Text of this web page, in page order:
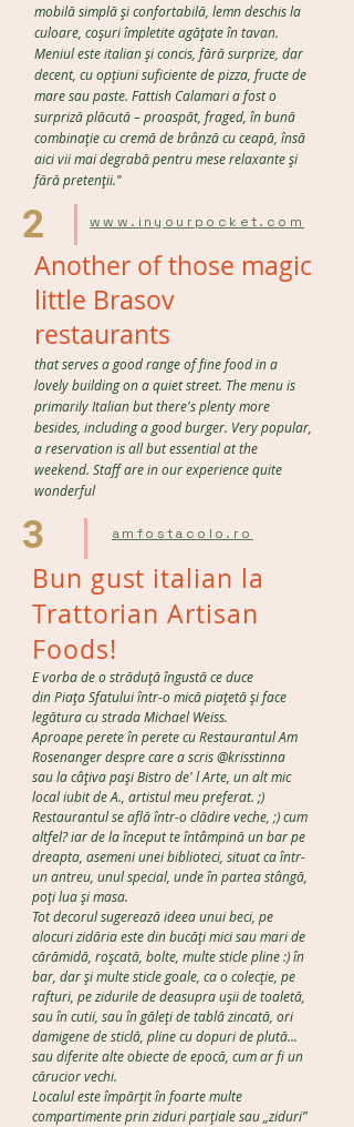
mobilă simplă și confortabilă, lemn deschis la
culoare, coșuri împletite agățate în tavan.
Meniul este italian și concis, fără surprize, dar
decent, cu opțiuni suficiente de pizza, fructe de
mare sau paste. Fattish Calamari a fost o
surpriză plăcută – proaspăt, fraged, în bună
combinație cu cremă de brânză cu ceapă, însă
aici vii mai degrabă pentru mese relaxante și
fără pretenții."
2 www.inyourpocket.com
Another of those magic
little Brasov
restaurants
that serves a good range of fine food in a
lovely building on a quiet street. The menu is
primarily Italian but there's plenty more
besides, including a good burger. Very popular,
a reservation is all but essential at the
weekend. Staff are in our experience quite
wonderful
3 amfostacolo.ro
Bun gust italian la
Trattorian Artisan
Foods!
E vorba de o străduță îngustă ce duce
din Piața Sfatului într-o mică piațetă și face
legătura cu strada Michael Weiss.
Aproape perete în perete cu Restaurantul Am
Rosenanger despre care a scris @krisstinna
sau la câțiva pași Bistro de' l Arte, un alt mic
local iubit de A., artistul meu preferat. ;)
Restaurantul se află într-o clădire veche, ;) cum
altfel? iar de la început te întâmpină un bar pe
dreapta, asemeni unei biblioteci, situat ca într-
un antreu, unul special, unde în partea stângă,
poți lua și masa.
Tot decorul sugerează ideea unui beci, pe
alocuri zidăria este din bucăți mici sau mari de
cărămidă, roșcată, bolte, multe sticle pline :) în
bar, dar și multe sticle goale, ca o colecție, pe
rafturi, pe zidurile de deasupra ușii de toaletă,
sau în cutii, sau în găleți de tablă zincată, ori
damigene de sticlă, pline cu dopuri de plută...
sau diferite alte obiecte de epocă, cum ar fi un
cărucior vechi.
Localul este împărțit în foarte multe
compartimente prin ziduri parțiale sau „ziduri”